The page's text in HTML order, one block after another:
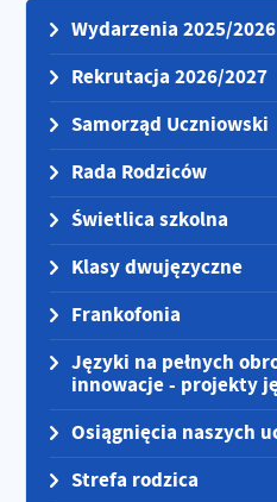
Wydarzenia 2025/2026
Rekrutacja 2026/2027
Samorząd Uczniowski
Rada Rodziców
Świetlica szkolna
Klasy dwujęzyczne
Frankofonia
Języki na pełnych
innowacje - projekty
Osiągnięcia naszych
Strefa rodzica